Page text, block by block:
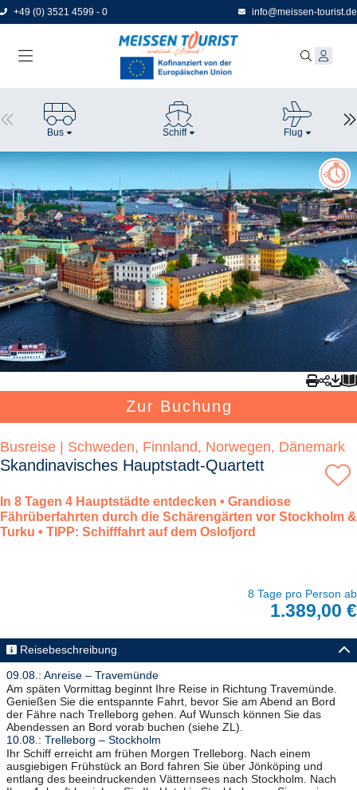
Direkt
zum
+49 (0) 3521 4599 - 0 info@meissen-tourist.de
Bus Schiff Flug
Zur Buchung
Busreise | Schweden, Finnland, Norwegen, Dänemark
Skandinavisches Hauptstadt-Quartett
In 8 Tagen 4 Hauptstädte entdecken • Grandiose
Fährüberfahrten durch die Schärengärten vor Stockholm &
Turku • TIPP: Schifffahrt auf dem Oslofjord
8 Tage pro Person ab
1.389,00 €
Reisebeschreibung
09.08.: Anreise – Travemünde
Am späten Vormittag beginnt Ihre Reise in Richtung Travemünde.
Genießen Sie die entspannte Fahrt, bevor Sie am Abend an Bord
der Fähre nach Trelleborg gehen. Auf Wunsch können Sie das
Abendessen an Bord vorab buchen (siehe ZL).
10.08.: Trelleborg – Stockholm
Ihr Schiff erreicht am frühen Morgen Trelleborg. Nach einem
ausgiebigen Frühstück an Bord fahren Sie über Jönköping und
entlang des beeindruckenden Vätternsees nach Stockholm. Nach